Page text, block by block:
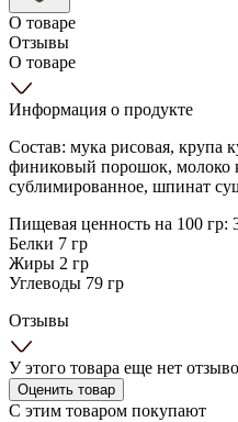
О товаре
Отзывы
О товаре
Информация о продукте
Состав: мука рисовая, крупа
финиковый порошок, молоко
сублимированное, шпинат
Пищевая ценность на 100 гр:
Белки 7 гр
Жиры 2 гр
Углеводы 79 гр
Отзывы
У этого товара еще нет
Оценить товар
С этим товаром покупают